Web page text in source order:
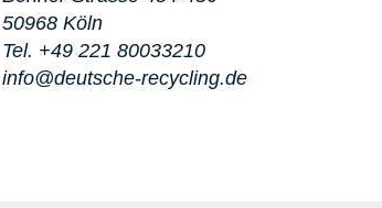
50968 Köln
Tel. +49 221 80033210
info@deutsche-recycling.de